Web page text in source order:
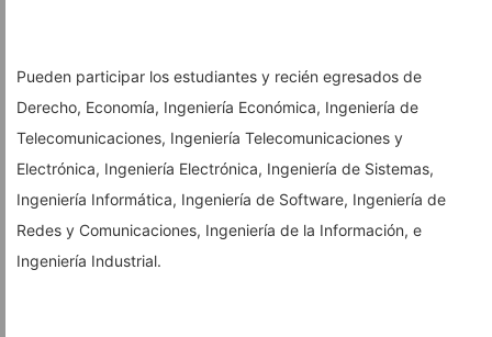
Pueden participar los estudiantes y recién egresados de
Derecho, Economía, Ingeniería Económica, Ingeniería de
Telecomunicaciones, Ingeniería Telecomunicaciones y
Electrónica, Ingeniería Electrónica, Ingeniería de Sistemas,
Ingeniería Informática, Ingeniería de Software, Ingeniería de
Redes y Comunicaciones, Ingeniería de la Información, e
Ingeniería Industrial.